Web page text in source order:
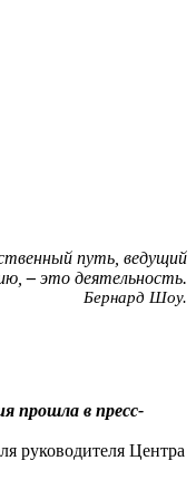
путь, ведущий
– это деятельность.
Бернард Шоу.
прошла в пресс-
руководителя Центра